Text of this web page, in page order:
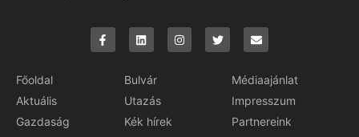
Főoldal
Aktuális
Gazdaság
Bulvár
Utazás
Kék hírek
Médiaajánlat
Impresszum
Partnereink